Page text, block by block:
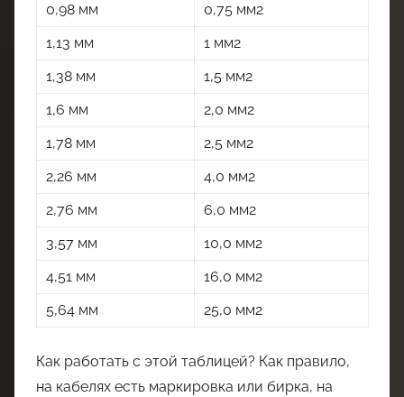
0,98 мм
0,75 мм2
1,13 мм
1 мм2
1,38 мм
1,5 мм2
1,6 мм
2,0 мм2
1,78 мм
2,5 мм2
2,26 мм
4,0 мм2
2,76 мм
6,0 мм2
3,57 мм
10,0 мм2
4,51 мм
16,0 мм2
5,64 мм
25,0 мм2
Как работать с этой таблицей? Как правило,
на кабелях есть маркировка или бирка, на